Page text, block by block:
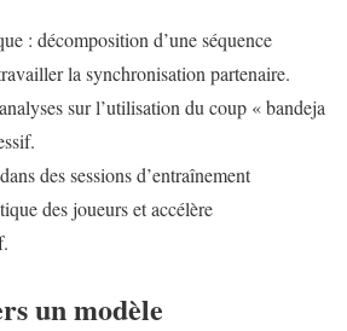
: décomposition d’une séquence
la synchronisation partenaire.
sur l’utilisation du coup « bandeja
des sessions d’entraînement
des joueurs et accélère
un modèle